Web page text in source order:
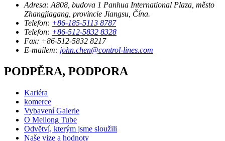
Adresa: A808, budova 1 Panhua International Plaza, město
Zhangjiagang, provincie Jiangsu, Čína.
Telefon: +86-185-5113 8787
Telefon: +86-512-5832 8328
Fax: +86-512-5832 8217
E-mailem: john.chen@control-lines.com
PODPĚRA, PODPORA
Kariéra
komerce
Vybavení Galerie
O Meilong Tube
Odvětví, kterým jsme sloužili
Naše vize a hodnoty